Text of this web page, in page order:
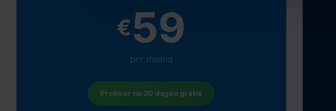
€59
per maand
Probeer nu 30 dagen gratis